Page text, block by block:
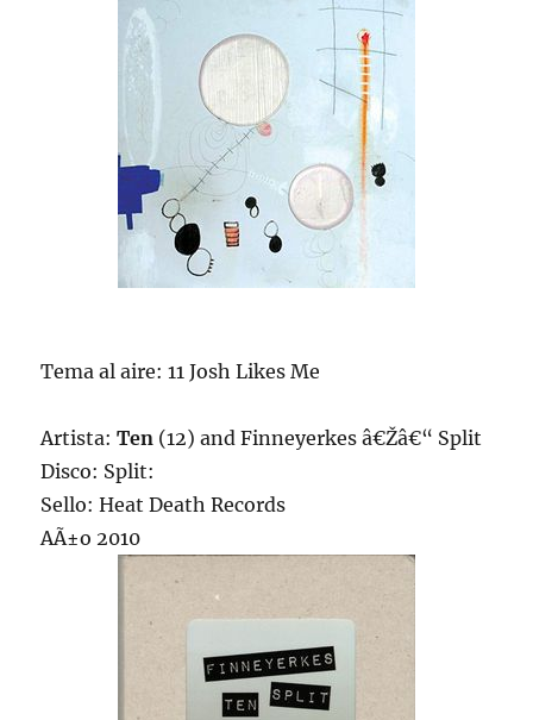
Tema al aire: 11 Josh Likes Me
Artista:Ten (12) and Finneyerkes â€Žâ€“ Split
Disco: Split:
Sello: Heat Death Records
AÃ±o 2010